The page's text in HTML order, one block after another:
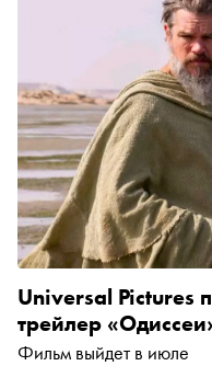
Universal Pictures
трейлер
Фильм выйдет в июле